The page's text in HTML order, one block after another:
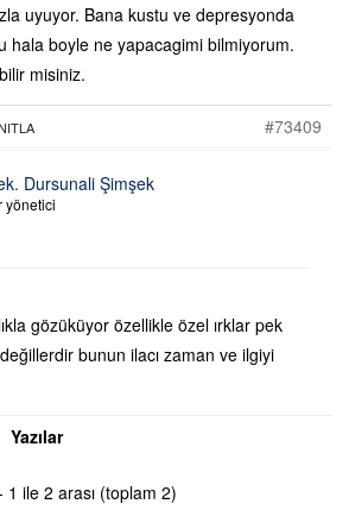
uyuyor. Bana kustu ve depresyonda
hala boyle ne yapacagimi bilmiyorum.
misiniz.
#73409
Dursunali Şimşek
yönetici
gözüküyor özellikle özel ırklar pek
bunun ilacı zaman ve ilgiyi
Yazılar
1 ile 2 arası (toplam 2)